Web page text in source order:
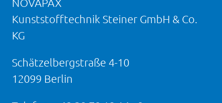
NOVAPAX
Kunststofftechnik Steiner GmbH & Co.
KG
Schätzelbergstraße 4-10
12099 Berlin